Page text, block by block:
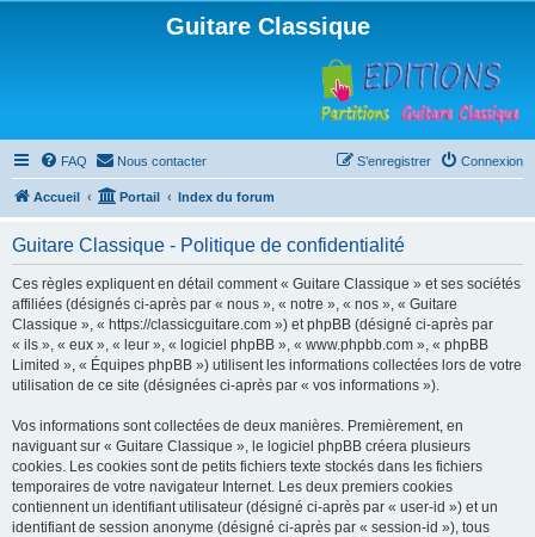
Guitare Classique
FAQ Nous contacter Connexion
S’enregistrer
Accueil Portail Index du forum
Guitare Classique - Politique de confidentialité
Ces règles expliquent en détail comment « Guitare Classique » et ses sociétés
affiliées (désignés ci-après par « nous », « notre », « nos », « Guitare
Classique », « https://classicguitare.com ») et phpBB (désigné ci-après par
« ils », « eux », « leur », « logiciel phpBB », « www.phpbb.com », « phpBB
Limited », « Équipes phpBB ») utilisent les informations collectées lors de votre
utilisation de ce site (désignées ci-après par « vos informations »).
Vos informations sont collectées de deux manières. Premièrement, en
naviguant sur « Guitare Classique », le logiciel phpBB créera plusieurs
cookies. Les cookies sont de petits fichiers texte stockés dans les fichiers
temporaires de votre navigateur Internet. Les deux premiers cookies
contiennent un identifiant utilisateur (désigné ci-après par « user-id ») et un
identifiant de session anonyme (désigné ci-après par « session-id »), tous